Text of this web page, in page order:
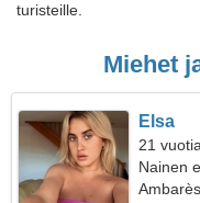
turisteille.
Miehet
Elsa
21
Nainen